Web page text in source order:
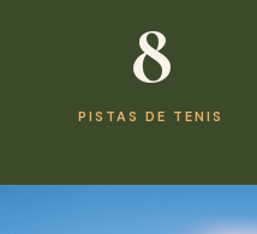
8
PISTAS DE TENIS